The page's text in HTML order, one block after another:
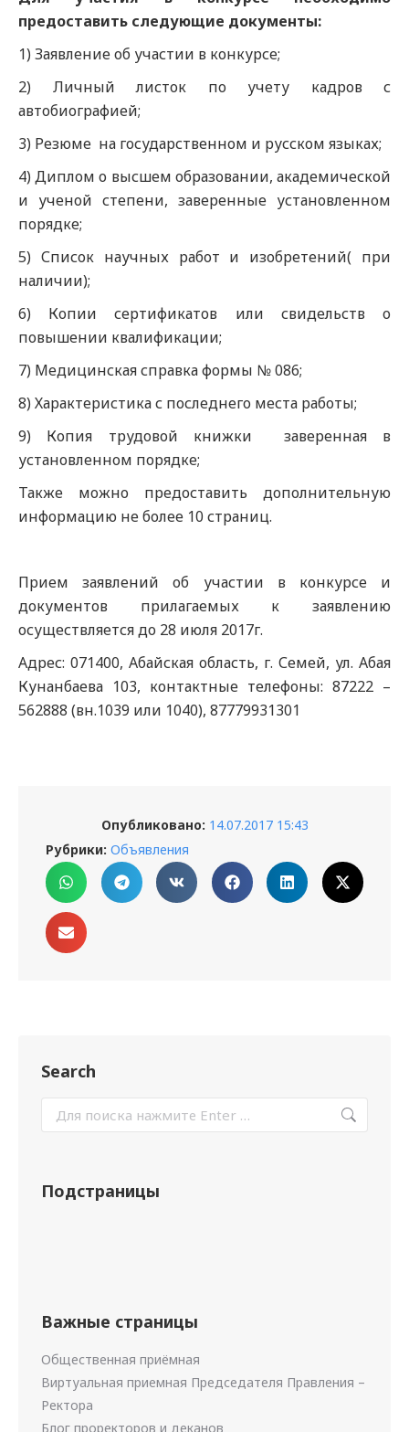
предоставить следующие документы:
1) Заявление об участии в конкурсе;
2) Личный листок по учету кадров с
автобиографией;
3) Резюме на государственном и русском языках;
4) Диплом о высшем образовании, академической
и ученой степени, заверенные установленном
порядке;
5) Список научных работ и изобретений( при
наличии);
6) Копии сертификатов или свидельств о
повышении квалификации;
7) Медицинская справка формы № 086;
8) Характеристика с последнего места работы;
9) Копия трудовой книжки заверенная в
установленном порядке;
Также можно предоставить дополнительную
информацию не более 10 страниц.
Прием заявлений об участии в конкурсе и
документов прилагаемых к заявлению
осуществляется до 28 июля 2017г.
Адрес: 071400, Абайская область, г. Семей, ул. Абая
Кунанбаева 103, контактные телефоны: 87222 –
562888 (вн.1039 или 1040), 87779931301
Опубликовано: 14.07.2017 15:43
Рубрики: Объявления
Search
Подстраницы
Важные страницы
Общественная приёмная
Виртуальная приемная Председателя Правления –
Ректора
Блог проректоров и деканов